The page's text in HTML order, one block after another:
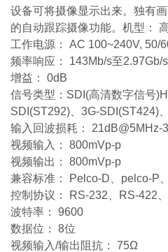
设备可将摄像显示出来。独有
的自动跟踪摄像功能。机型：
工作电源： AC 100~240V, 50/
频率响应： 143Mb/s至2.97Gb/s
增益： 0dB
信号类型：SDI(高清数字信号
SDI(ST292)、3G-SDI(ST424)
输入回波损耗： 21dB@5MHz-
视频输入： 800mVp-p
视频输出： 800mVp-p
兼容标准： Pelco-D、pelco-P
控制协议： RS-232、RS-422
波特率： 9600
数据位： 8位
视频输入/输出阻抗： 75Ω